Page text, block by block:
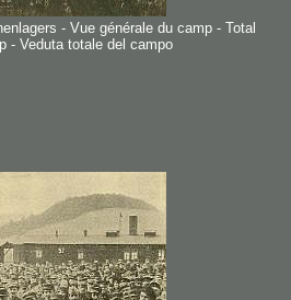
- Vue générale du camp - Total
- Veduta totale del campo